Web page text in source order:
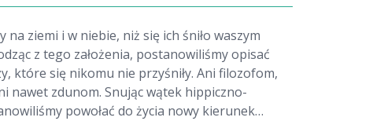
na ziemi i w niebie, niż się ich śniło waszym
z tego założenia, postanowiliśmy opisać
które się nikomu nie przyśniły. Ani filozofom,
nawet zdunom. Snując wątek hippiczno-
powołać do życia nowy kierunek